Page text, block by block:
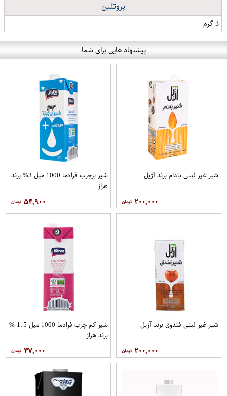
پروتئین
3 گرم
پیشنهاد هایی برای شما
شیر غیر لبنی بادام برند آژیل
۲۰۰,۰۰۰
شیر پرچرب فرادما 1000 میل 3% برند
هراز
۵۴,۹۰۰
شیر غیر لبنی فندوق برند آژیل
۲۰۰,۰۰۰
شیر کم چرب فرادما 1000 میل 1.5 %
برند هراز
۴۷,۰۰۰